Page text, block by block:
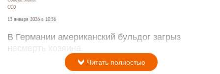
СС0
13 января 2026 в 10:56
В Германии американский бульдог загрыз
насмерть хозяина.
Читать полностью